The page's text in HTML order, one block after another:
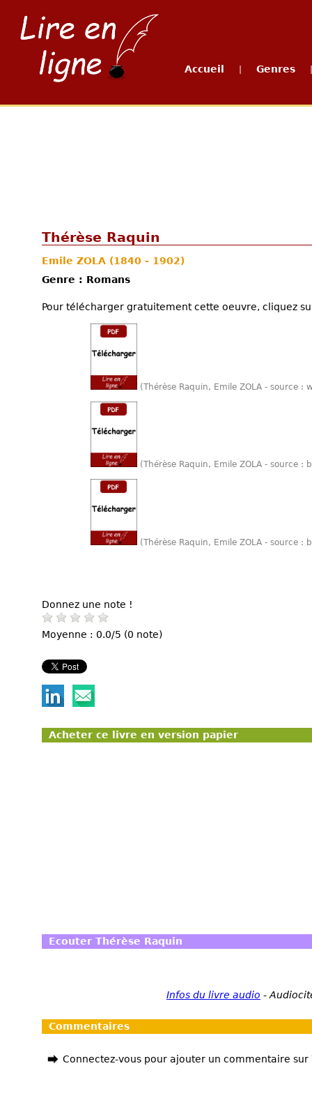
Accueil Genres
Thérèse Raquin
Emile ZOLA (1840 - 1902)
Genre : Romans
Pour télécharger gratuitement cette oeuvre, cliquez
(Thérèse Raquin, Emile ZOLA - source :
(Thérèse Raquin, Emile ZOLA - source :
(Thérèse Raquin, Emile ZOLA - source :
Donnez une note !
Moyenne : 0.0/5 (0 note)
Acheter ce livre en version papier
Ecouter Thérèse Raquin
Infos du livre audio -
Commentaires
Connectez-vous pour ajouter un commentaire sur